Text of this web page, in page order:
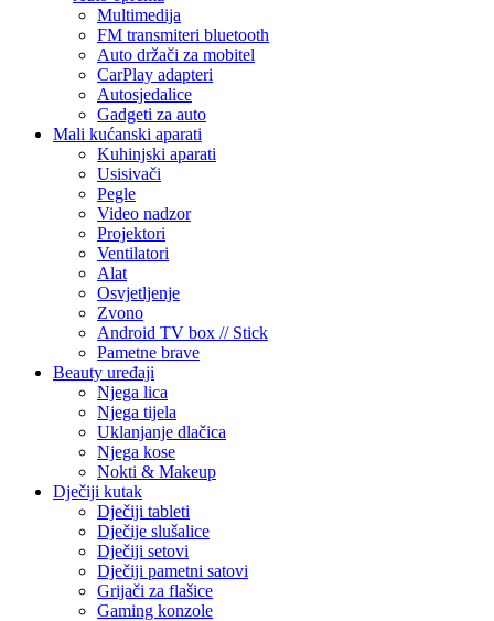
Multimedija
FM transmiteri bluetooth
Auto držači za mobitel
CarPlay adapteri
Autosjedalice
Gadgeti za auto
Mali kućanski aparati
Kuhinjski aparati
Usisivači
Pegle
Video nadzor
Projektori
Ventilatori
Alat
Osvjetljenje
Zvono
Android TV box // Stick
Pametne brave
Beauty uređaji
Njega lica
Njega tijela
Uklanjanje dlačica
Njega kose
Nokti & Makeup
Dječiji kutak
Dječiji tableti
Dječije slušalice
Dječiji setovi
Dječiji pametni satovi
Grijači za flašice
Gaming konzole